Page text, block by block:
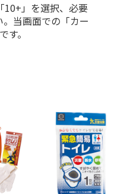
」を選択、必要
当画面での「カー
。